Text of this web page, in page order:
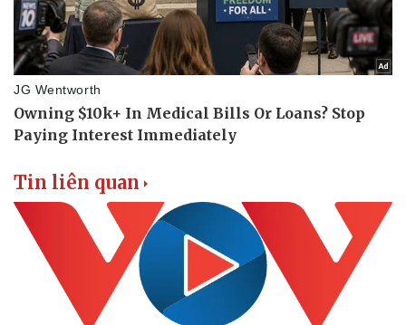
Nhi khoa
Nam khoa
Làm đẹp - giảm cân
Phòng mạch online
Ăn sạch sống khỏe
Tin liên quan